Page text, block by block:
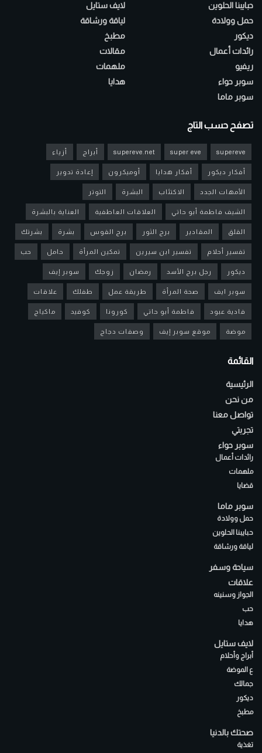
حبايبنا الحلوين
حمل وولادة
ديكور
رائدات أعمال
ريفيو
سوبر حواء
سوبر ماما
لايف ستايل
لياقة ورشاقة
مطبخ
مقالات
ملهمات
هدايا
تصفح حسب التاج
supereve
super eve
supereve.net أبراج أزياء
أفكار ديكور أفكار هدايا أوميكرون إعادة تدوير
الأمهات الجدد الاكتئاب البشرة التوتر
الشيف فاطمة أبو حاتي العلاقات العاطفية العناية بالبشرة
القلق المقادير برج الثور برج القوس بشرة بشرتك
تفسير أحلام تفسير ابن سيرين تمكين المرأة حامل حب
ديكور رجل برج الأسد رمضان زوجك سوبر إيف
سوبر ايف صحة المرأة طريقة عمل طفلك علاقات
فادية عبود فاطمة أبو حاتي كورونا كوفيد ماكياج
موضة موقع سوبر إيف وصفات دجاج
القائمة
الرئيسية
من نحن
تواصل معنا
تجربتي
سوبر حواء
رائدات أعمال
ملهمات
قضايا
سوبر ماما
حمل وولادة
حبايبنا الحلوين
لياقة ورشاقة
سياحة وسفر
علاقات
الجواز وسنينه
حب
هدايا
لايف ستايل
أبراج وأحلام
ع الموضة
جمالك
ديكور
مطبخ
صحتك بالدنيا
تغذية